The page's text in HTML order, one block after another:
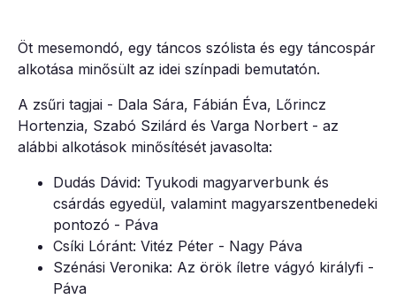
Öt mesemondó, egy táncos szólista és egy táncospár
alkotása minősült az idei színpadi bemutatón.
A zsűri tagjai - Dala Sára, Fábián Éva, Lőrincz
Hortenzia, Szabó Szilárd és Varga Norbert - az
alábbi alkotások minősítését javasolta:
Dudás Dávid: Tyukodi magyarverbunk és
csárdás egyedül, valamint magyarszentbenedeki
pontozó - Páva
Csíki Lóránt: Vitéz Péter - Nagy Páva
Szénási Veronika: Az örök íletre vágyó királyfi -
Páva